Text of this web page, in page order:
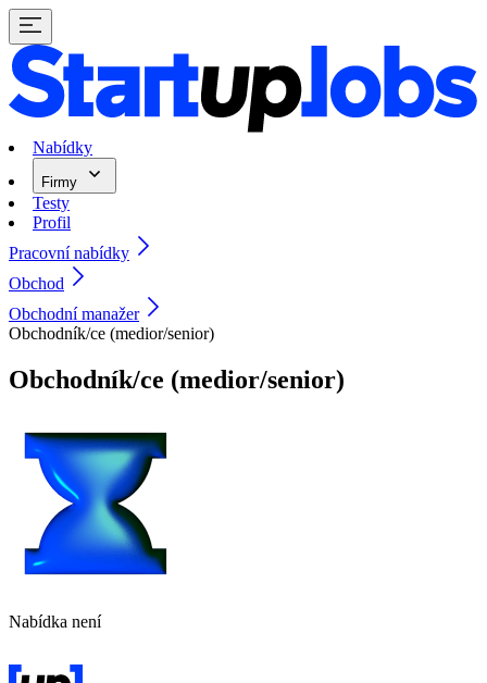
Nabídky
Firmy
Testy
Profil
Pracovní nabídky
Obchod
Obchodní manažer
Obchodník/ce (medior/senior)
Obchodník/ce (medior/senior)
Nabídka není